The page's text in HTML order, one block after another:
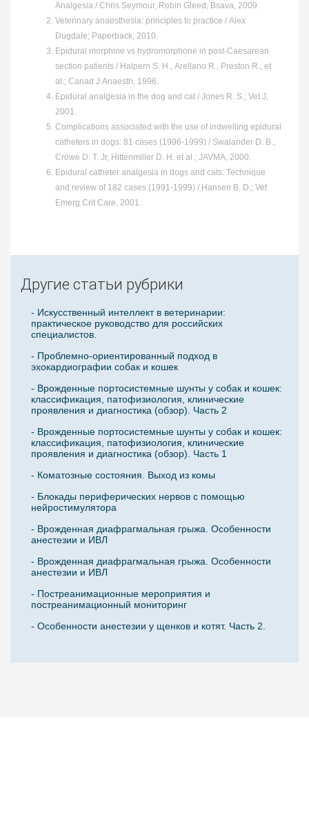
Analgesia / Chris Seymour, Robin Gleed; Bsava, 2009.
Veterinary anaesthesia: principles to practice / Alex
Dugdale; Paperback, 2010.
Epidural morphine vs hydromorphone in post-Caesarean
section patients / Halpern S. H., Arellano R., Preston R., et
al.; Canad J Anaesth, 1996.
Epidural analgesia in the dog and cat / Jones R. S.; Vet J,
2001.
Complications associated with the use of indwelling epidural
catheters in dogs: 81 cases (1996-1999) / Swalander D. B.,
Crowe D. T. Jr, Hittenmiller D. H. et al.; JAVMA, 2000.
Epidural catheter analgesia in dogs and cats: Technique
and review of 182 cases (1991-1999) / Hansen B. D.; Vet
Emerg Crit Care, 2001.
Другие статьи рубрики
- Искусственный интеллект в ветеринарии:
практическое руководство для российских
специалистов.
- Проблемно-ориентированный подход в
эхокардиографии собак и кошек
- Врожденные портосистемные шунты у собак и кошек:
классификация, патофизиология, клинические
проявления и диагностика (обзор). Часть 2
- Врожденные портосистемные шунты у собак и кошек:
классификация, патофизиология, клинические
проявления и диагностика (обзор). Часть 1
- Коматозные состояния. Выход из комы
- Блокады периферических нервов с помощью
нейростимулятора
- Врожденная диафрагмальная грыжа. Особенности
анестезии и ИВЛ
- Врожденная диафрагмальная грыжа. Особенности
анестезии и ИВЛ
- Постреанимационные мероприятия и
постреанимационный мониторинг
- Особенности анестезии у щенков и котят. Часть 2.